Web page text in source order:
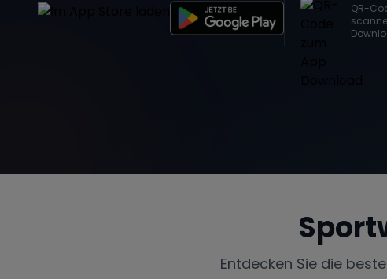
QR-
Entdecken Sie die